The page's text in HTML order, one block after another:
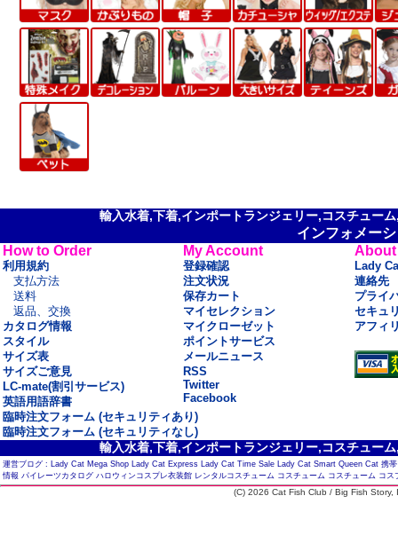
輸入水着,下着,インポートランジェリー,コスチュー
インフォメー
How to Order
利用規約
支払方法
送料
返品、交換
カタログ情報
スタイル
サイズ表
サイズご意見
LC-mate(割引サービス)
英語用語辞書
My Account
登録確認
注文状況
保存カート
マイセレクション
マイクローゼット
ポイントサービス
メールニュース
RSS
Twitter
Facebook
About
Lady
連絡先
プライ
セキュ
アフィ
臨時注文フォーム (セキュリティあり)
臨時注文フォーム (セキュリティなし)
輸入水着,下着,インポートランジェリー,コスチュー
運営ブログ : Lady Cat Mega Shop Lady Cat Express Lady Cat Time Sale Lady Cat Smart Queen Cat 携
情報 パイレーツカタログ ハロウィンコスプレ衣装館 レンタルコスチューム コスチューム コスチューム コス
(C) 2026 Cat Fish Club / Big Fish Story,